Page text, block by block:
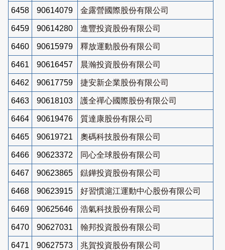
6458 90614079 金露營國際股份有限公司
6459 90614280 進豐投資股份有限公司
6460 90615979 釋放運動股份有限公司
6461 90616457 晨瀚投資股份有限公司
6462 90617759 捷安新企業股份有限公司
6463 90618103 護全禪心國際股份有限公司
6464 90619476 質達康股份有限公司
6465 90619721 奧碼科技股份有限公司
6466 90623372 同心全球股份有限公司
6467 90623865 鍅鏵投資股份有限公司
6468 90623915 好習慣滬江運動中心股份有限公司
6469 90625646 浩氣科技股份有限公司
6470 90627031 翰邦投資股份有限公司
6471 90627573 兆賀投資股份有限公司